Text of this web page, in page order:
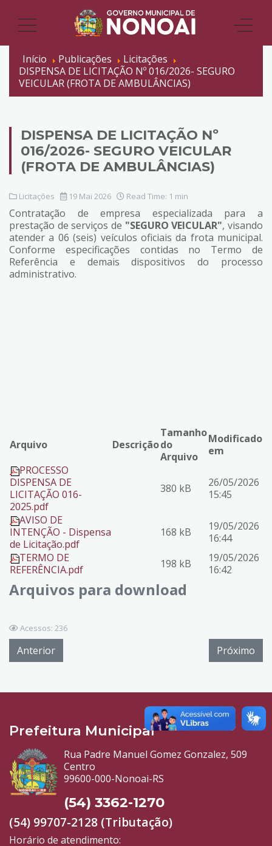
Início Publicações
Licitações
DISPENSA DE LICITAÇÃO Nº 016/2026- SEGURO
VEICULAR (FROTA DE AMBULÂNCIAS)
DISPENSA DE LICITAÇÃO Nº
016/2026- SEGURO VEICULAR
(FROTA DE AMBULÂNCIAS)
Licitações 19 Mai 2026 Read Time: 1 min
Contratação de empresa especializada para a
prestação de serviços de "SEGURO VEICULAR", visando
atender a 06 (seis) veículos oficiais da frota municipal.
Conforme especificações contidas no Termo de
Referência e demais dispositivos do processo
administrativo.
Arquivos para download
Arquivo Descrição
Tamanho
do
Arquivo
Modificado
em
PROCESSO
DISPENSA DE
LICITAÇÃO 016-
2025.pdf
380 kB
26/05/2026
15:45
AVISO DE
INTENÇÃO - Dispensa
de Licitação.pdf
168 kB
19/05/2026
16:44
TERMO DE
REFERÊNCIA.pdf
198 kB
19/05/2026
16:42
Acessos: 236
Anterior Próximo
Prefeitura Municipal
Rua Padre Manuel Gomez Gonzalez, 509
Centro
99600-000-Nonoai-RS
(54) 3362-1270
(54) 99707-2128 (Tributação)
Horário de atendimento: